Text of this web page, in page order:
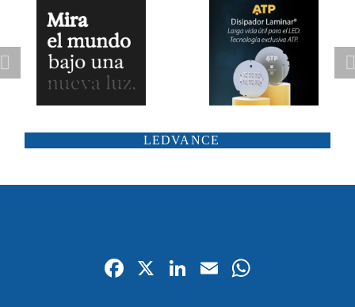
SALVI
ATP ILUMINACIÓN
CARANDINI
SCHRÉDER
SALTOKI
ILUMINIA
LEDVANCE
Fa
X
Li
E